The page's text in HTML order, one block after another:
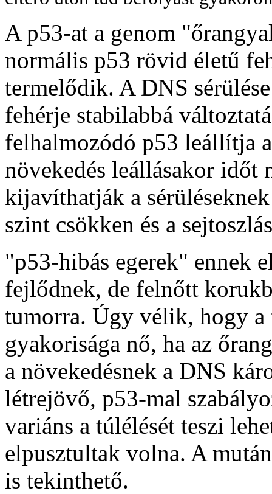
A p53-at a genom
normális p53 rövid életű
termelődik. A DNS
fehérje stabilabbá
felhalmozódó p53 leállítja
növekedés leállásakor időt
kijavíthatják a
szint csökken és a
"p53-hibás egerek" ennek
fejlődnek, de felnőtt
tumorra. Úgy vélik, hogy a
gyakorisága nő, ha az
a növekedésnek a DNS
létrejövő, p53-mal
variáns a túlélését teszi
elpusztultak volna. A
is tekinthető.